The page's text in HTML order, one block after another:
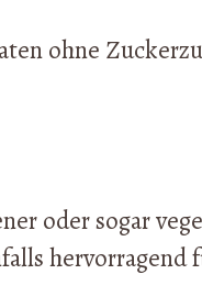
ohne
oder sogar
hervorragend